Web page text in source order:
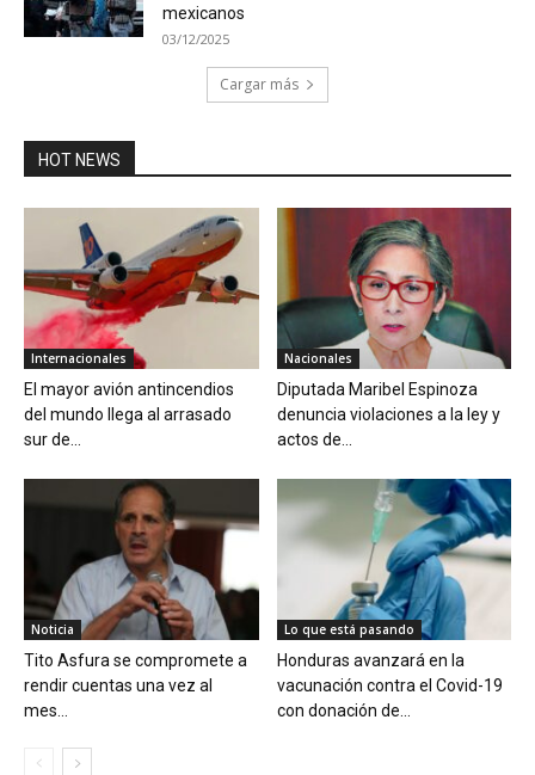
mexicanos
03/12/2025
Cargar más
HOT NEWS
Internacionales
El mayor avión antincendios
del mundo llega al arrasado
sur de...
Nacionales
Diputada Maribel Espinoza
denuncia violaciones a la ley y
actos de...
Noticia
Tito Asfura se compromete a
rendir cuentas una vez al
mes...
Lo que está pasando
Honduras avanzará en la
vacunación contra el Covid-19
con donación de...